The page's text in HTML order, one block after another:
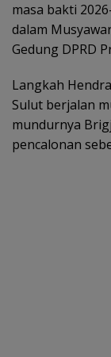
masa bakti
dalam
Gedung DPRD
Langkah
Sulut berjalan
mundurnya
pencalonan